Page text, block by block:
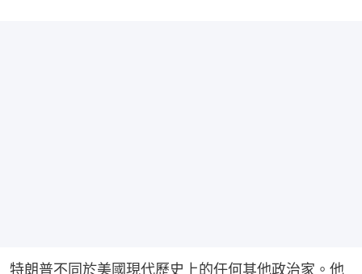
特朗普不同於美國現代歷史上的任何其他政治家。他